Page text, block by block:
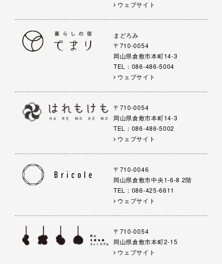
ウェブサイト
まどろみ
〒710-0054
岡山県倉敷市本町14-3
TEL：086-486-5004
ウェブサイト
〒710-0054
岡山県倉敷市本町14-3
TEL：086-486-5002
ウェブサイト
〒710-0046
岡山県倉敷市中央1-6-8 2階
TEL：086-425-6611
ウェブサイト
〒710-0054
岡山県倉敷市本町2-15
ウェブサイト